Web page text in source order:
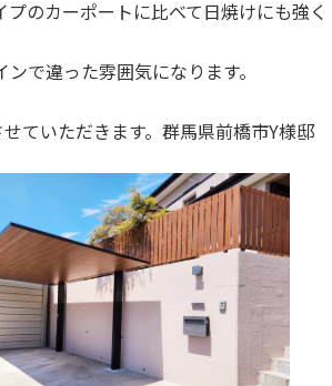
のカーポートに比べて日焼けにも強く
で違った雰囲気になります。
ていただきます。群馬県前橋市Y様邸